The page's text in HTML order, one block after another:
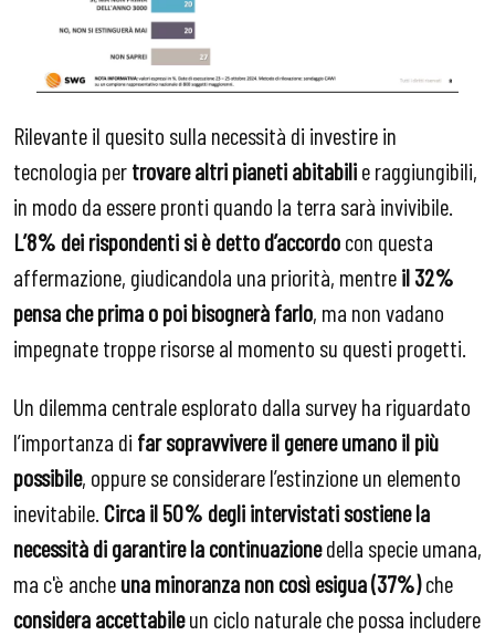
Rilevante il quesito sulla necessità di investire in
tecnologia pertrovare altri pianeti abitabilie raggiungibili,
in modo da essere pronti quando la terra sarà invivibile.
L’8% dei rispondenti si è detto d’accordocon questa
affermazione, giudicandola una priorità, mentreil 32%
pensa che prima o poi bisognerà farlo, ma non vadano
impegnate troppe risorse al momento su questi progetti.
Un dilemma centrale esplorato dalla survey ha riguardato
l’importanza di far sopravvivere il genere umano il più
possibile, oppure se considerare l’estinzione un elemento
inevitabile. Circa il 50% degli intervistati sostiene la
necessità di garantire la continuazionedella specie umana,
ma c'è ancheuna minoranza non così esigua (37%)che
considera accettabileun ciclo naturale che possa includere